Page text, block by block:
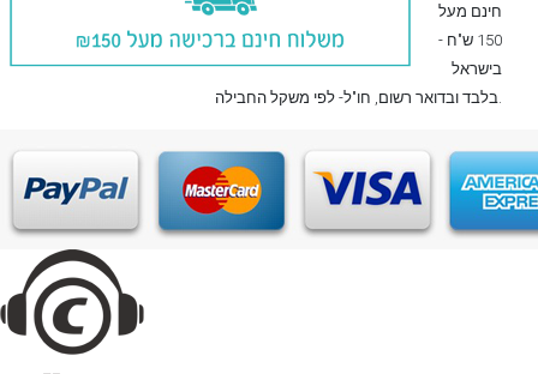
חינם מעל
150 ש"ח -
בישראל
בלבדובדואר רשום , חו"ל- לפי משקל החבילה.